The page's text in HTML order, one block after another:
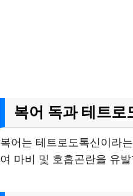
복어 독과 테트로
복어는 테트로도톡신이라
여 마비 및 호흡곤란을 유